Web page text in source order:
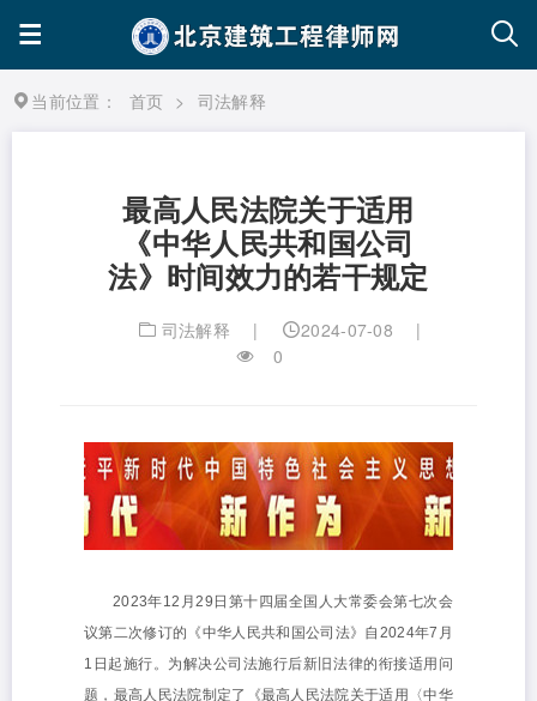
当前位置： 首页 > 司法解释
最高人民法院关于适用
《中华人民共和国公司
法》时间效力的若干规定
司法解释 | 2024-07-08
|
0
2023年12月29日第十四届全国人大常委会第七次会
议第二次修订的《中华人民共和国公司法》自2024年7月
1日起施行。为解决公司法施行后新旧法律的衔接适用问
题，最高人民法院制定了《最高人民法院关于适用〈中华